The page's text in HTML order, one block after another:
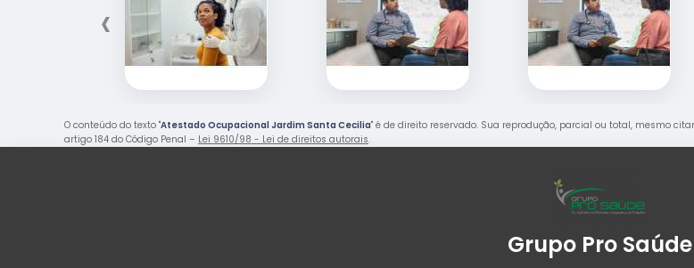
‹
O conteúdo do texto "Atestado Ocupacional Jardim Santa Cecilia" é de direito reservado. Sua reprodução, parcial ou total, mesmo
artigo 184 do Código Penal – Lei 9610/98 - Lei de direitos autorais.
Grupo Pro Saúde